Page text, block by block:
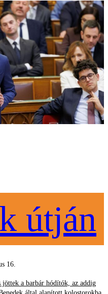
útján
16.
a barbár hódítók, az addig